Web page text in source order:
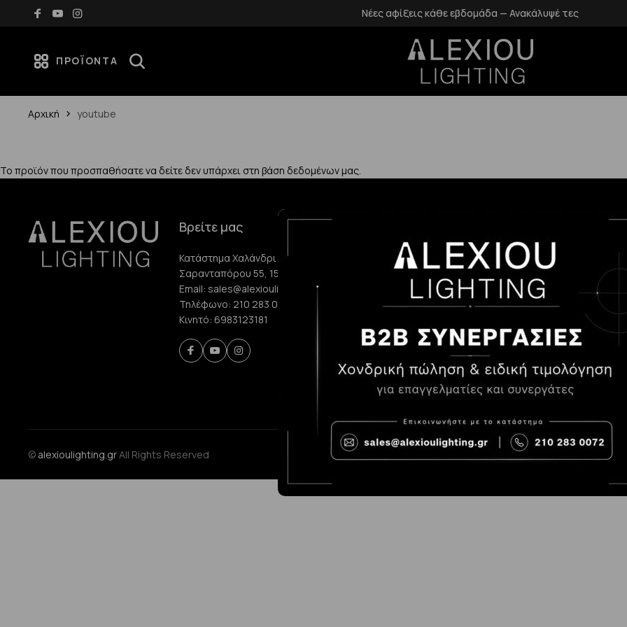
Δωρεάν μεταφορικά για αγορές άνω των 70€ Νέες αφίξεις κάθε εβδομάδα — Ανακάλυψέ τες
ΠΡΟΪΌΝΤΑ
Αρχική youtube
Το προϊόν που προσπαθήσατε να δείτε δεν υπάρχει στη βάση δεδομένων μας.
Βρείτε μας
Κατάστημα Χαλάνδρι:
Σαρανταπόρου 55, 15232, Χαλάνδρι
Email: sales@alexioulighting.gr
Τηλέφωνο: 210 283 0072
Κινητό: 6983123181
Η Εταιρεία μας
Επικοινωνία
Blog
Τρόποι Παραγγελίας
Τρόποι Αποστολής και
κόστος
Επιστροφές
Προστασία
Δεδομένων
Όροι χρήσης
Cookies
Consent
© alexioulighting.grAll Rights Reserved